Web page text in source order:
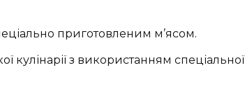
приготовленим м’ясом.
кулінарії з використанням спеціальної